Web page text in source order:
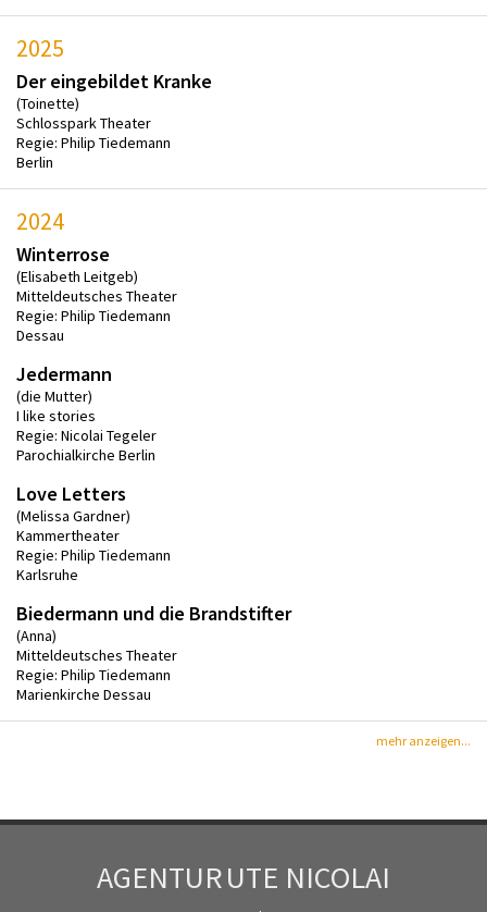
2025
Der eingebildet Kranke
(Toinette)
Schlosspark Theater
Regie: Philip Tiedemann
Berlin
2024
Winterrose
(Elisabeth Leitgeb)
Mitteldeutsches Theater
Regie: Philip Tiedemann
Dessau
Jedermann
(die Mutter)
I like stories
Regie: Nicolai Tegeler
Parochialkirche Berlin
Love Letters
(Melissa Gardner)
Kammertheater
Regie: Philip Tiedemann
Karlsruhe
Biedermann und die Brandstifter
(Anna)
Mitteldeutsches Theater
Regie: Philip Tiedemann
Marienkirche Dessau
mehr anzeigen...
AGENTURUTE NICOLAI